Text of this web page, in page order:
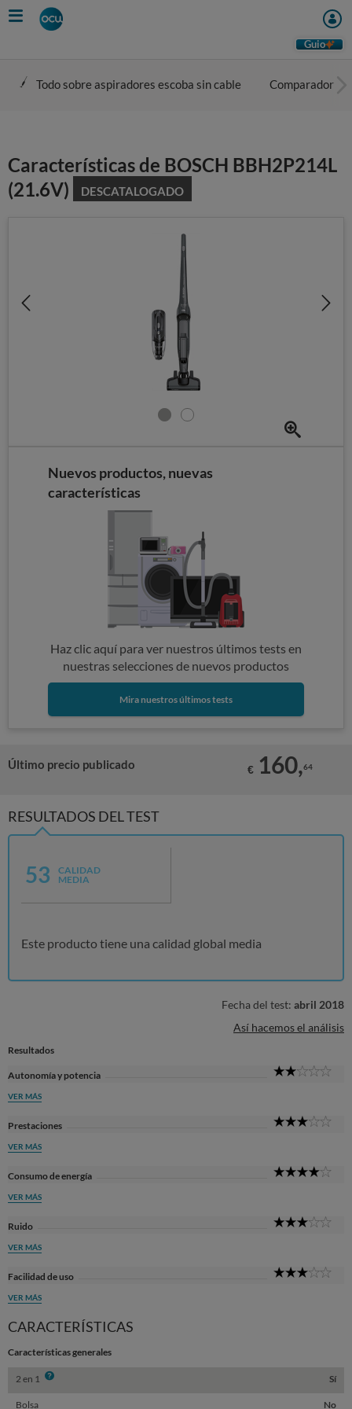
Skip
to
Guio
Todo sobre aspiradores escoba sin cable Comparador
Características de BOSCH BBH2P214L
(21.6V)
DESCATALOGADO
Nuevos productos, nuevas
características
Haz clic aquí para ver nuestros últimos tests en
nuestras selecciones de nuevos productos
Mira nuestros últimos tests
Último precio publicado € 160,64
RESULTADOS DEL TEST
53
CALIDAD
MEDIA
Este producto tiene una calidad global media
Fecha del test: abril 2018
Así hacemos el análisis
Resultados
Autonomía y potencia
VER MÁS
Prestaciones
VER MÁS
Consumo de energía
VER MÁS
Ruido
VER MÁS
Facilidad de uso
VER MÁS
CARACTERÍSTICAS
Características generales
2 en 1 Info Sí
Bolsa No